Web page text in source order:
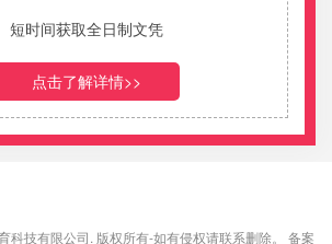
短时间获取全日制文凭
点击了解详情>>
科技有限公司. 版权所有-如有侵权请联系删除。 备案